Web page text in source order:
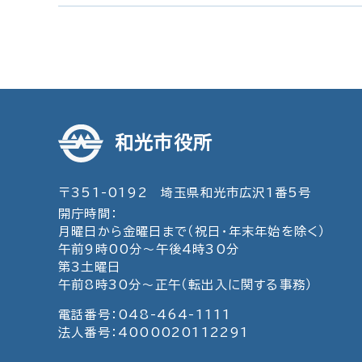
和光市役所
〒351-0192 埼玉県和光市広沢1番5号
開庁時間：
月曜日から金曜日まで（祝日・年末年始を除く）
午前9時00分～午後4時30分
第3土曜日
午前8時30分～正午（転出入に関する事務）
電話番号：048-464-1111
法人番号：4000020112291